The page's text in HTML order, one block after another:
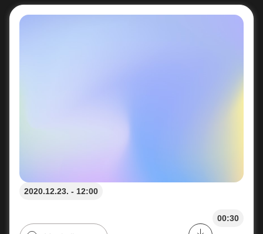
2020.12.23. - 12:00
00:30